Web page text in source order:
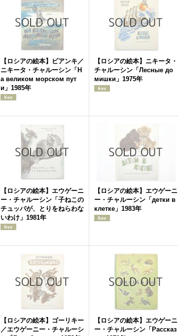
【ロシアの絵本】ビアンキ／
ニキータ・チャルーシン「Н
а великом морском пут
и」1985年
【ロシアの絵本】ニキータ・
チャルーシン「Лесные до
мишки」1975年
【ロシアの絵本】エウゲーニ
ー・チャルーシン「子ねこの
チュッパが、とりをねらわな
いわけ」1981年
【ロシアの絵本】エウゲーニ
ー・チャルーシン「детки в
клетке」1983年
【ロシアの絵本】ゴーリキー
／エウゲーニー・チャルーシ
【ロシアの絵本】エウゲーニ
ー・チャルーシン「Рассказ